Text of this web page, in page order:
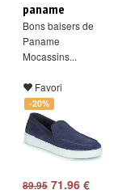
paname
Bons baisers de
Paname
Mocassins...
Favori
-20%
89.9571.96 €